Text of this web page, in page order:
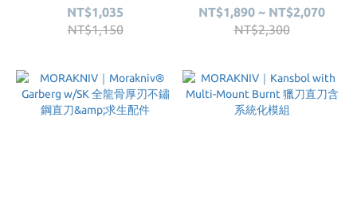
能高碳鋼厚刃直刀 #12210
NT$1,035
NT$1,150
#12631、12632、12633、
13502
NT$1,890 ~ NT$2,070
NT$2,300